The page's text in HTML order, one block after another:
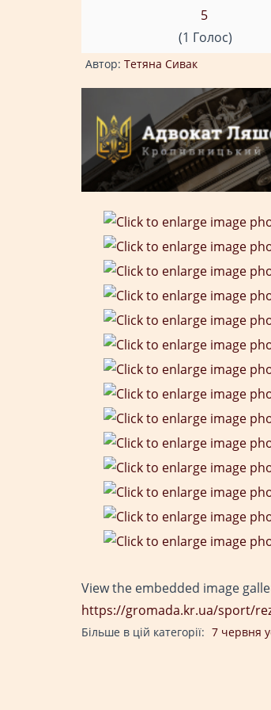
5
(1 Голос)
Автор: Тетяна Сивак
View the embedded image
https://gromada.kr.ua/sport/
Більше в цій категорії: 7 червня